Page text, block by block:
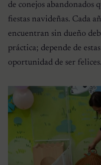
de conejos abandonados
fiestas navideñas. Cada
encuentran sin dueño
práctica; depende de
oportunidad de ser felices.